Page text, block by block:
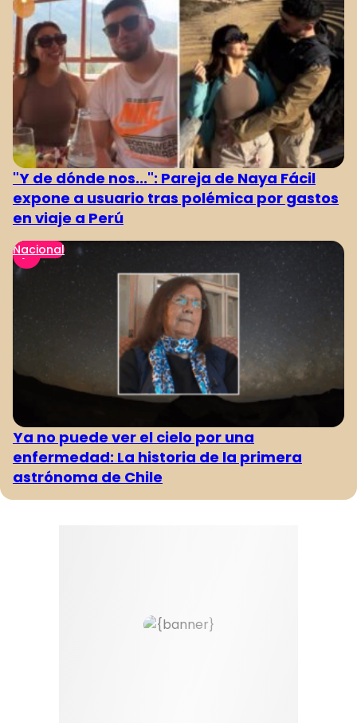
"Y de dónde nos...": Pareja de Naya Fácil
expone a usuario tras polémica por gastos
en viaje a Perú
Nacional
Ya no puede ver el cielo por una
enfermedad: La historia de la primera
astrónoma de Chile